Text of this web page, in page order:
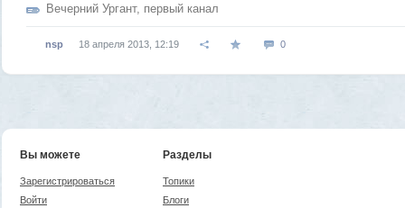
Вечерний Ургант, первый канал
nsp 18 апреля 2013, 12:19 0
Вы можете
Зарегистрироваться
Войти
Разделы
Топики
Блоги